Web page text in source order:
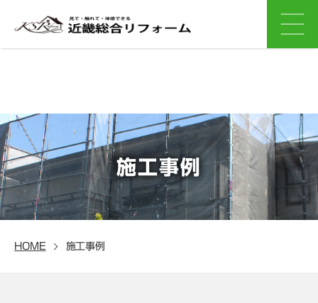
施工事例
HOME 施工事例